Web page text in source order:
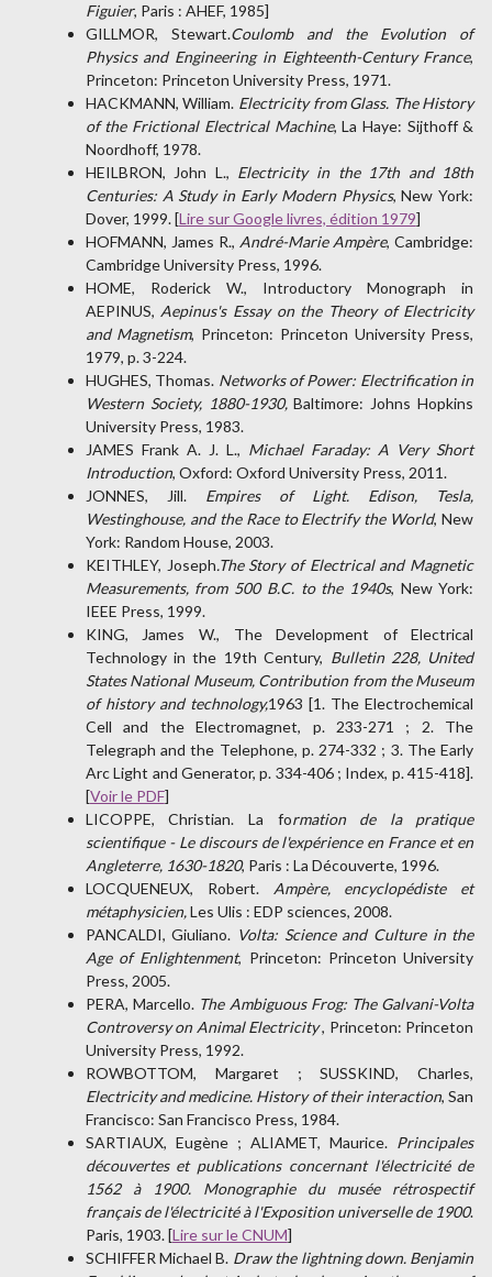
Figuier, Paris : AHEF, 1985]
GILLMOR, Stewart.Coulomb
and the Evolution of
Physics and Engineering in Eighteenth-Century France,
Princeton: Princeton University Press, 1971.
HACKMANN, William. Electricity from Glass. The History
of the Frictional Electrical Machine, La Haye: Sijthoff &
Noordhoff, 1978.
HEILBRON, John L., Electricity in the 17th and 18th
Centuries: A Study in Early Modern Physics, New York:
Dover, 1999. [Lire sur Google livres, édition 1979]
HOFMANN, James R., André-Marie Ampère, Cambridge:
Cambridge University Press, 1996.
HOME, Roderick W., Introductory Monograph in
AEPINUS, Aepinus's Essay on the Theory of Electricity
and Magnetism, Princeton: Princeton University Press,
1979, p. 3-224.
HUGHES, Thomas. Networks of Power: Electrification in
Western Society, 1880-1930,Baltimore: Johns Hopkins
University Press, 1983.
JAMES Frank A. J. L., Michael Faraday: A Very Short
Introduction, Oxford: Oxford University Press, 2011.
JONNES, Jill. Empires of Light. Edison, Tesla,
Westinghouse, and the Race to Electrify the World, New
York: Random House, 2003.
KEITHLEY, Joseph.The Story of Electrical and Magnetic
Measurements, from 500 B.C. to the 1940s, New York:
IEEE Press, 1999.
KING, James W., The Development of Electrical
Technology in the 19th Century, Bulletin 228, United
States National Museum, Contribution from the Museum
of history and technology,1963 [1. The Electrochemical
Cell and the Electromagnet, p. 233-271 ; 2. The
Telegraph and the Telephone, p. 274-332 ; 3. The Early
Arc Light and Generator, p. 334-406 ; Index, p. 415-418].
[Voir le PDF]
LICOPPE, Christian. La formation de la pratique
scientifique - Le discours de l'expérience en France et en
Angleterre, 1630-1820, Paris : La Découverte, 1996.
LOCQUENEUX, Robert. Ampère, encyclopédiste et
métaphysicien,Les Ulis : EDP sciences, 2008.
PANCALDI, Giuliano. Volta: Science and Culture in the
Age of Enlightenment, Princeton: Princeton University
Press, 2005.
PERA, Marcello. The Ambiguous Frog: The Galvani-Volta
Controversy on Animal Electricity, Princeton: Princeton
University Press, 1992.
ROWBOTTOM, Margaret ; SUSSKIND, Charles,
Electricity and medicine. History of their interaction, San
Francisco: San Francisco Press, 1984.
SARTIAUX, Eugène ; ALIAMET, Maurice. Principales
découvertes et publications concernant l'électricité de
1562 à 1900. Monographie du musée rétrospectif
français de l'électricité à l'Exposition universelle de 1900.
Paris, 1903. [Lire sur le CNUM]
SCHIFFER Michael B. Draw the lightning down. Benjamin